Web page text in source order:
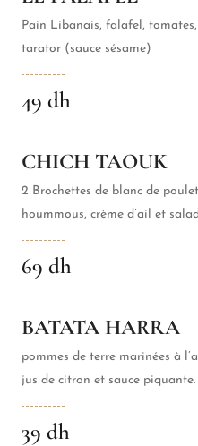
Pain Libanais, falafel,
tarator (sauce sésame)
49 dh
CHICH TAOUK
2 Brochettes de blanc de
hoummous, crème d’ail et
69 dh
BATATA HARRA
pommes de terre marinées à
jus de citron et sauce piquante.
39 dh